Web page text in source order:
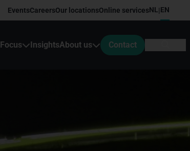
EventsCareersOur locationsOnline servicesNL|EN
Focus InsightsAbout us Contact